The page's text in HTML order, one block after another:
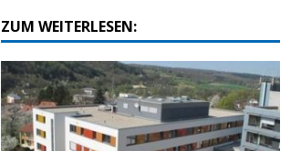
JUGEND/BILDUNG JUGEND/BILDUNG
ZUM WEITERLESEN: